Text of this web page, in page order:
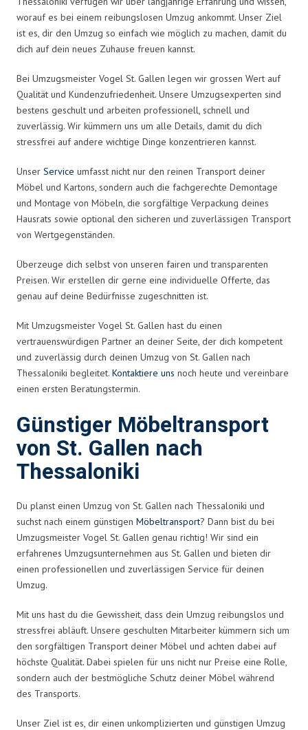
worauf es bei einem reibungslosen Umzug ankommt. Unser Ziel
ist es, dir den Umzug so einfach wie möglich zu machen, damit du
dich auf dein neues Zuhause freuen kannst.
Bei Umzugsmeister Vogel St. Gallen legen wir grossen Wert auf
Qualität und Kundenzufriedenheit. Unsere Umzugsexperten sind
bestens geschult und arbeiten professionell, schnell und
zuverlässig. Wir kümmern uns um alle Details, damit du dich
stressfrei auf andere wichtige Dinge konzentrieren kannst.
Unser Service umfasst nicht nur den reinen Transport deiner
Möbel und Kartons, sondern auch die fachgerechte Demontage
und Montage von Möbeln, die sorgfältige Verpackung deines
Hausrats sowie optional den sicheren und zuverlässigen Transport
von Wertgegenständen.
Überzeuge dich selbst von unseren fairen und transparenten
Preisen. Wir erstellen dir gerne eine individuelle Offerte, das
genau auf deine Bedürfnisse zugeschnitten ist.
Mit Umzugsmeister Vogel St. Gallen hast du einen
vertrauenswürdigen Partner an deiner Seite, der dich kompetent
und zuverlässig durch deinen Umzug von St. Gallen nach
Thessaloniki begleitet. Kontaktiere uns noch heute und vereinbare
einen ersten Beratungstermin.
Günstiger Möbeltransport
von St. Gallen nach
Thessaloniki
Du planst einen Umzug von St. Gallen nach Thessaloniki und
suchst nach einem günstigen Möbeltransport? Dann bist du bei
Umzugsmeister Vogel St. Gallen genau richtig! Wir sind ein
erfahrenes Umzugsunternehmen aus St. Gallen und bieten dir
einen professionellen und zuverlässigen Service für deinen
Umzug.
Mit uns hast du die Gewissheit, dass dein Umzug reibungslos und
stressfrei abläuft. Unsere geschulten Mitarbeiter kümmern sich um
den sorgfältigen Transport deiner Möbel und achten dabei auf
höchste Qualität. Dabei spielen für uns nicht nur Preise eine Rolle,
sondern auch der bestmögliche Schutz deiner Möbel während
des Transports.
Unser Ziel ist es, dir einen unkomplizierten und günstigen Umzug